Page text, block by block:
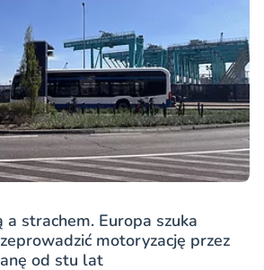
a strachem. Europa szuka
motoryzację przez
od stu lat